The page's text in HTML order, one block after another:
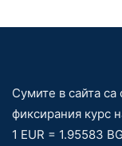
Сумите в сайта
фиксирания курс
1 EUR = 1.95583